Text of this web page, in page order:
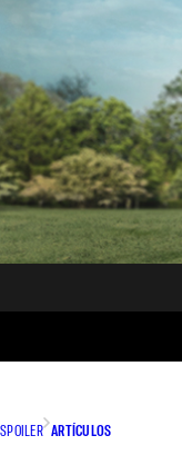
SPOILER ARTÍCULOS